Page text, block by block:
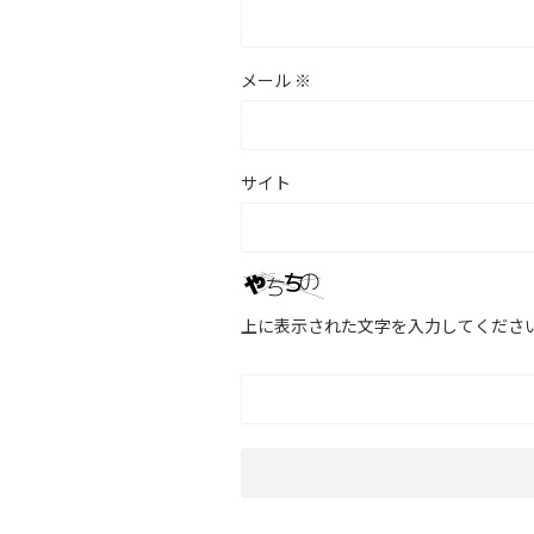
メール ※
サイト
上に表示された文字を入力してくださ